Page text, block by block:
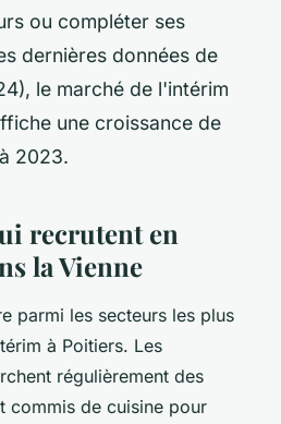
ou compléter ses
dernières données de
le marché de l'intérim
une croissance de
2023.
recrutent en
la Vienne
parmi les secteurs les plus
à Poitiers. Les
régulièrement des
commis de cuisine pour